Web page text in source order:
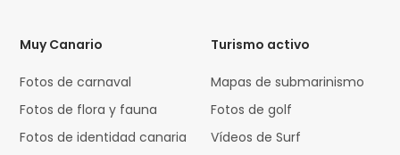
Muy Canario
Fotos de carnaval
Fotos de flora y fauna
Fotos de identidad canaria
Turismo activo
Mapas de submarinismo
Fotos de golf
Vídeos de Surf